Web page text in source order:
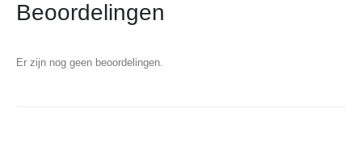
Beoordelingen
Er zijn nog geen beoordelingen.